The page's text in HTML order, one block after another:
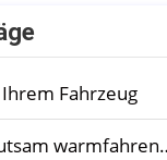
Fahrzeug